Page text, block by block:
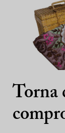
Torna